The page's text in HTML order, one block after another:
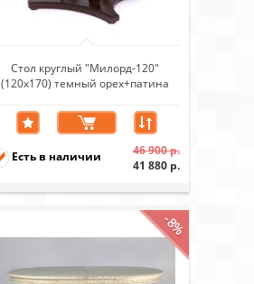
Стол круглый "Милорд-120"
(120х170) темный орех+патина
Есть в наличии
46 900 р.
41 880 р.
-8%